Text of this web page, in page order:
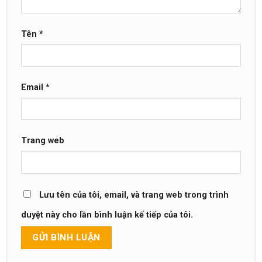
Tên *
Email *
Trang web
Lưu tên của tôi, email, và trang web trong trình
duyệt này cho lần bình luận kế tiếp của tôi.